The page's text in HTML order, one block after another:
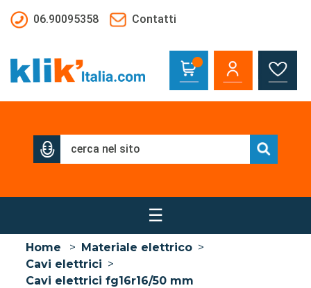
06.90095358
Contatti
☰
Home > Materiale elettrico >
Cavi elettrici >
Cavi elettrici fg16r16/50 mm